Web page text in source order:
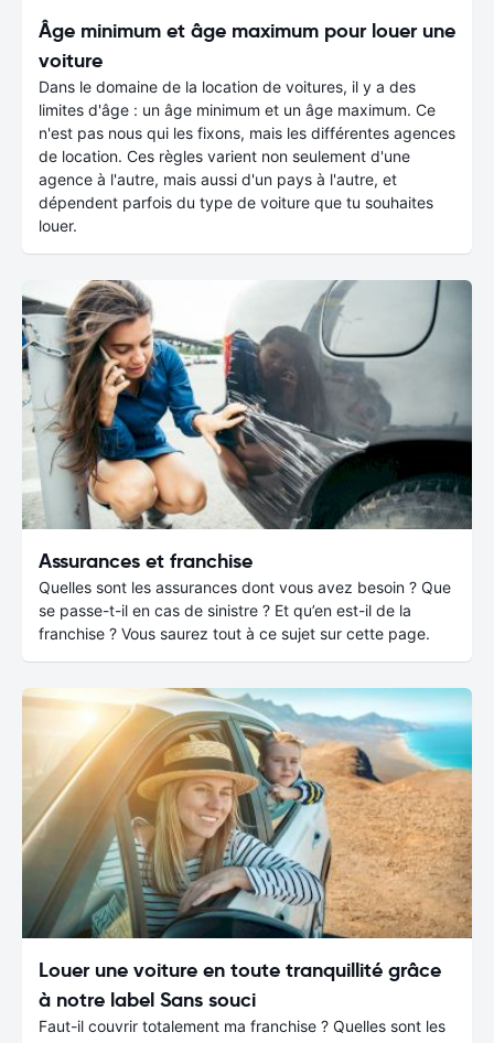
Âge minimum et âge maximum pour louer une
voiture
Dans le domaine de la location de voitures, il y a des
limites d'âge : un âge minimum et un âge maximum. Ce
n'est pas nous qui les fixons, mais les différentes agences
de location. Ces règles varient non seulement d'une
agence à l'autre, mais aussi d'un pays à l'autre, et
dépendent parfois du type de voiture que tu souhaites
louer.
Assurances et franchise
Quelles sont les assurances dont vous avez besoin ? Que
se passe-t-il en cas de sinistre ? Et qu’en est-il de la
franchise ? Vous saurez tout à ce sujet sur cette page.
Louer une voiture en toute tranquillité grâce
à notre label Sans souci
Faut-il couvrir totalement ma franchise ? Quelles sont les